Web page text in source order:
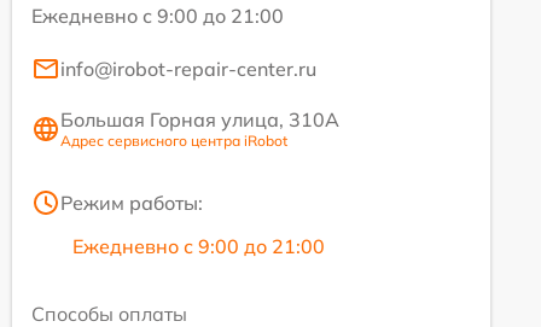
Ежедневно с 9:00 до 21:00
info@irobot-repair-center.ru
Большая Горная улица, 310А
Адрес сервисного центра iRobot
Режим работы:
Ежедневно с 9:00 до 21:00
Способы оплаты